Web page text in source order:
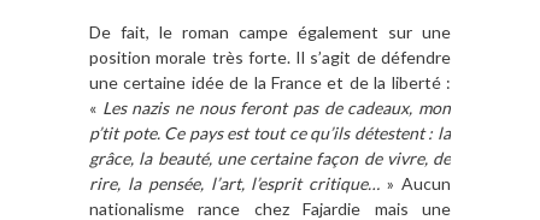
De fait, le roman campe également sur une
position morale très forte. Il s’agit de défendre
une certaine idée de la France et de la liberté :
« Les nazis ne nous feront pas de cadeaux, mon
p’tit pote. Ce pays est tout ce qu’ils détestent : la
grâce, la beauté, une certaine façon de vivre, de
rire, la pensée, l’art, l’esprit critique…» Aucun
nationalisme rance chez Fajardie mais une